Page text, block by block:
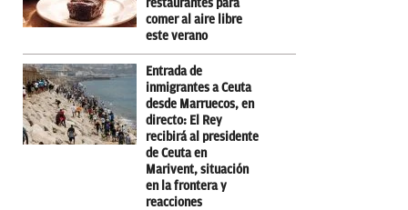
restaurantes para
comer al aire libre
este verano
Entrada de
inmigrantes a Ceuta
desde Marruecos, en
directo: El Rey
recibirá al presidente
de Ceuta en
Marivent, situación
en la frontera y
reacciones